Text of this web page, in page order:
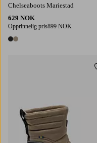
Chelseaboots Mariestad
629 NOK
Opprinnelig pris899 NOK
2 farger